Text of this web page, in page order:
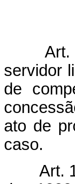
Art. 18.
servidor
de
ato de
caso.
Art. 19.